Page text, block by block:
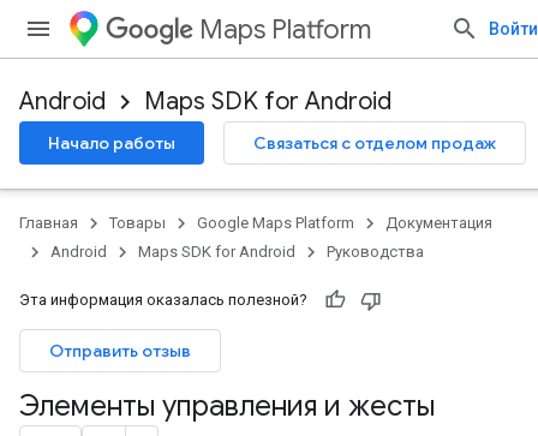
Maps Platform Войти
Android Maps SDK for Android
Начало работы Связаться с отделом продаж
Главная Товары Google Maps Platform
Документация
Android
Maps SDK for Android Руководства
Эта информация оказалась полезной?
Отправить отзыв
Элементы управления и жесты